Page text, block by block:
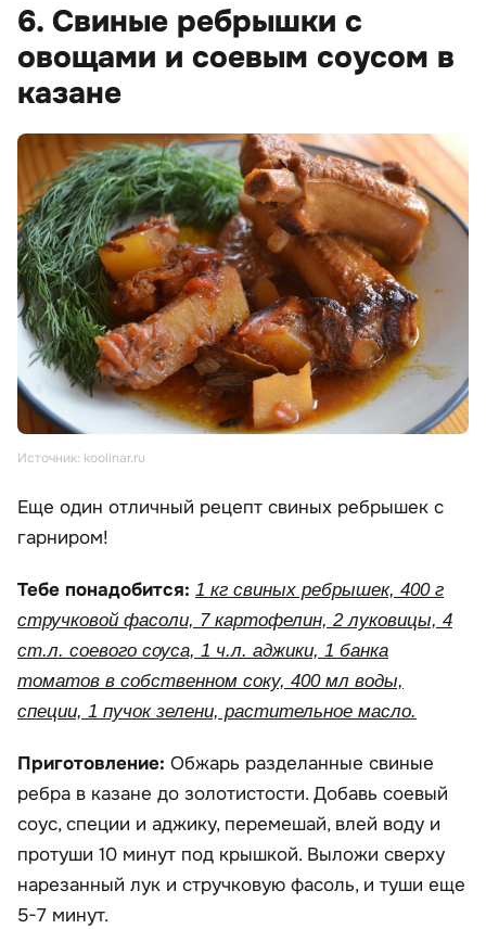
6. Свиные ребрышки с
овощами и соевым соусом в
казане
Источник: koolinar.ru
Еще один отличный рецепт свиных ребрышек с
гарниром!
Тебе понадобится: 1 кг свиных ребрышек, 400 г
стручковой фасоли, 7 картофелин, 2 луковицы, 4
ст.л. соевого соуса, 1 ч.л. аджики, 1 банка
томатов в собственном соку, 400 мл воды,
специи, 1 пучок зелени, растительное масло.
Приготовление: Обжарь разделанные свиные
ребра в казане до золотистости. Добавь соевый
соус, специи и аджику, перемешай, влей воду и
протуши 10 минут под крышкой. Выложи сверху
нарезанный лук и стручковую фасоль, и туши еще
5-7 минут.